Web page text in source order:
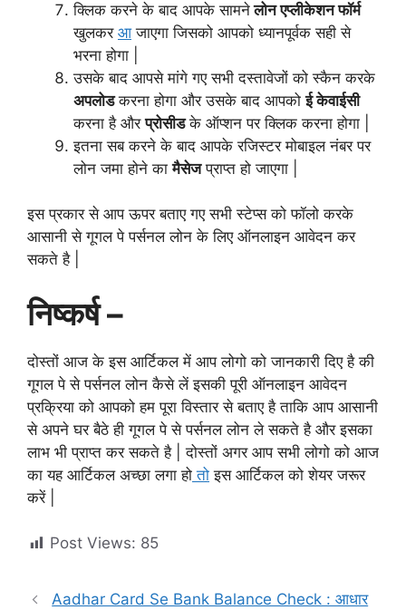
क्लिक करने के बाद आपके सामनेलोन एप्लीकेशन फॉर्म
खुलकर आजाएगा जिसको आपको ध्यानपूर्वक सही से
भरना होगा |
उसके बाद आपसे मांगे गए सभी दस्तावेजों को स्कैन करके
अपलोडकरना होगा और उसके बाद आपकोई केवाईसी
करना है औरप्रोसीडके ऑप्शन पर क्लिक करना होगा |
इतना सब करने के बाद आपके रजिस्टर मोबाइल नंबर पर
लोन जमा होने कामैसेजप्राप्त हो जाएगा |
इस प्रकार से आप ऊपर बताए गए सभी स्टेप्स को फॉलो करके
आसानी से गूगल पे पर्सनल लोन के लिए ऑनलाइन आवेदन कर
सकते है |
निष्कर्ष –
दोस्तों आज के इस आर्टिकल में आप लोगो को जानकारी दिए है की
गूगल पे से पर्सनल लोन कैसे लें इसकी पूरी ऑनलाइन आवेदन
प्रक्रिया को आपको हम पूरा विस्तार से बताए है ताकि आप आसानी
से अपने घर बैठे ही गूगल पे से पर्सनल लोन ले सकते है और इसका
लाभ भी प्राप्त कर सकते है | दोस्तों अगर आप सभी लोगो को आज
का यह आर्टिकल अच्छा लगा हो तो इस आर्टिकल को शेयर जरूर
करें |
Post Views: 85
Aadhar Card Se Bank Balance Check : आधार